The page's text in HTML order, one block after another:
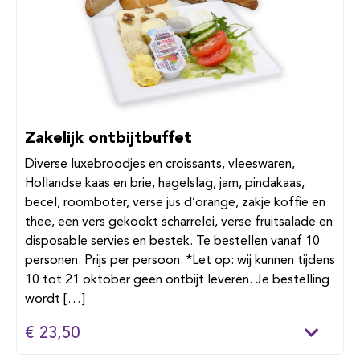
Zakelijk ontbijtbuffet
Diverse luxebroodjes en croissants, vleeswaren,
Hollandse kaas en brie, hagelslag, jam, pindakaas,
becel, roomboter, verse jus d’orange, zakje koffie en
thee, een vers gekookt scharrelei, verse fruitsalade en
disposable servies en bestek. Te bestellen vanaf 10
personen. Prijs per persoon. *Let op: wij kunnen tijdens
10 tot 21 oktober geen ontbijt leveren. Je bestelling
wordt […]
€ 23,50